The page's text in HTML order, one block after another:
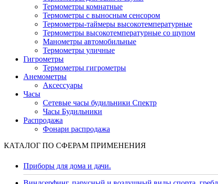
Термометры комнатные
Термометры с выносным сенсором
Термометры-таймеры высокотемпературные
Термометры высокотемпературные со щупом
Манометры автомобильные
Термометры уличные
Гигрометры
Термометры гигрометры
Анемометры
Аксессуары
Часы
Сетевые часы будильники Спектр
Часы Будильники
Распродажа
Фонари распродажа
КАТАЛОГ ПО СФЕРАМ ПРИМЕНЕНИЯ
Приборы для дома и дачи.